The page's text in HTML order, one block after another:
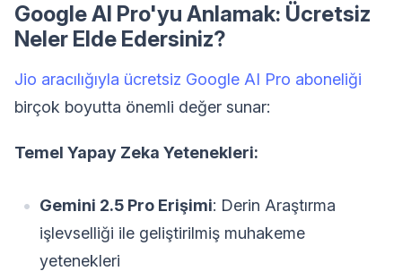
Google AI Pro'yu Anlamak: Ücretsiz
Neler Elde Edersiniz?
Jio aracılığıyla ücretsiz Google AI Pro aboneliği
birçok boyutta önemli değer sunar:
Temel Yapay Zeka Yetenekleri:
Gemini 2.5 Pro Erişimi: Derin Araştırma
işlevselliği ile geliştirilmiş muhakeme
yetenekleri